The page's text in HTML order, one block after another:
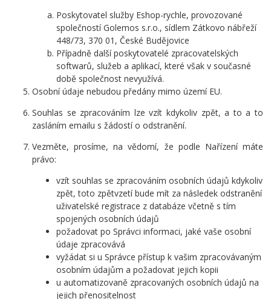
Poskytovatel služby Eshop-rychle, provozované
společností Golemos s.r.o., sídlem Zátkovo nábřeží
448/73, 370 01, České Budějovice
Případně další poskytovatelé zpracovatelských
softwarů, služeb a aplikací, které však v současné
době společnost nevyužívá.
Osobní údaje nebudou předány mimo území EU.
Souhlas se zpracováním lze vzít kdykoliv zpět, a to a to
zasláním emailu s žádostí o odstranění.
Vezměte, prosíme, na vědomí, že podle Nařízení máte
právo:
vzít souhlas se zpracováním osobních údajů kdykoliv
zpět, toto zpětvzetí bude mít za následek odstranění
uživatelské registrace z databáze včetně s tím
spojených osobních údajů
požadovat po Správci informaci, jaké vaše osobní
údaje zpracovává
vyžádat si u Správce přístup k vašim zpracovávaným
osobním údajům a požadovat jejich kopii
u automatizovaně zpracovaných osobních údajů na
jejich přenositelnost